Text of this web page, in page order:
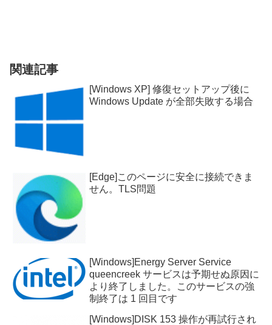
関連記事
[Windows XP] 修復セットアップ後に
Windows Update が全部失敗する場合
[Edge]このページに安全に接続できま
せん。TLS問題
[Windows]Energy Server Service
queencreek サービスは予期せぬ原因に
より終了しました。このサービスの強
制終了は 1 回目です
[Windows]DISK 153 操作が再試行され